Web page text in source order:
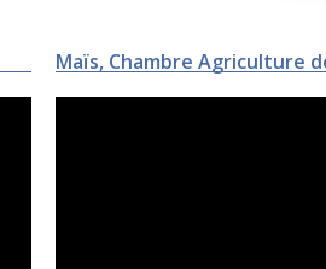
Maïs, Chambre Agriculture